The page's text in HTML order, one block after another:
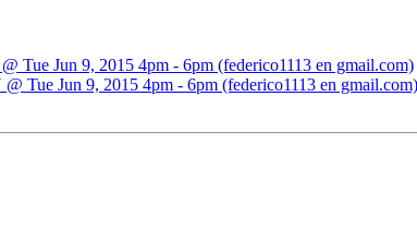
Tue Jun 9, 2015 4pm - 6pm (federico1113 en gmail.com)
Tue Jun 9, 2015 4pm - 6pm (federico1113 en gmail.com)